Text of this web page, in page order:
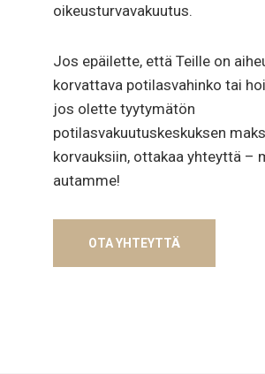
oikeusturvavakuutus.
Jos epäilette, että Teille on
korvattava potilasvahinko tai
jos olette tyytymätön
potilasvakuutuskeskuksen
korvauksiin, ottakaa yhteyttä –
autamme!
OTA YHTEYTTÄ